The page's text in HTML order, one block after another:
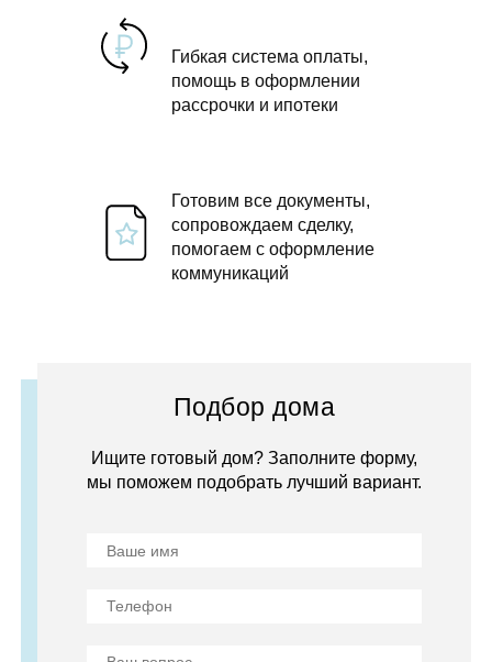
Гибкая система оплаты,
помощь в оформлении
рассрочки и ипотеки
Готовим все документы,
сопровождаем сделку,
помогаем с оформление
коммуникаций
Подбор дома
Ищите готовый дом? Заполните форму,
мы поможем подобрать лучший вариант.